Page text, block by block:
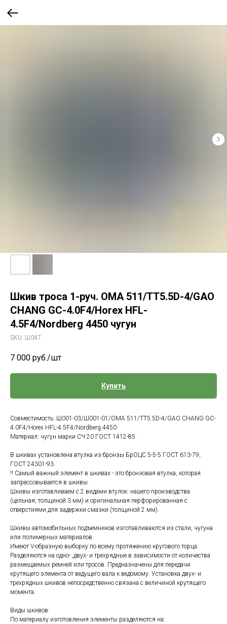
Шкив троса 1-руч. ОМА 511/TT5.5D-4/GAO
CHANG GC-4.0F4/Horex HFL-
4.5F4/Nordberg 4450 чугун
SKU: Ш047
7 000 руб./шт
Купить
Совместимость: Ш001-03/Ш001-01/ОМА 511/TT5.5D-4/GAO CHANG GC-
4.0F4/Horex HFL-4.5F4/Nordberg 4450
Материал: чугун марки СЧ 20 ГОСТ 1412-85.
В шкивах установлена втулка из бронзы БрОЦС 5-5-5 ГОСТ 613-79,
ГОСТ 24301-93.
!! Самый важный элемент в шкивах - это бронзовая втулка, которая
запрессовывается в шкивы.
Шкивы изготавливаем с 2 видами втулок: нашего производства
(цельная, толщиной 3 мм) и оригинальная перфорированная с
отверстиями для задержки смазки (толщиной 2 мм).
Шкивы автомобильных подъемников изготавливаются из стали, чугуна
или полимерных материалов.
Имеют V-образную выборку по всему протяжению кругового торца.
Разделяются на одно- ,двух- и трехрядные в зависимости от количества
размещаемых ремней или тросов. Предназначены для передачи
крутящего элемента от ведущего вала к ведомому. Установка двух- и
трехрядных шкивов непосредственно связана с величиной крутящего
момента.
Виды шкивов:
По материалу изготовления элементы разделяются на: